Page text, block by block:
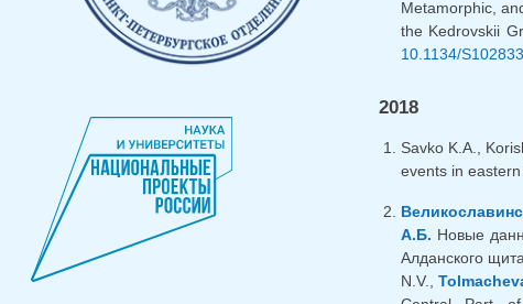
Metamorphic,
the Kedrovskii
10.1134/
2018
Savko K.A.,
events in
А.Б. Новые
Алданского
N.V.,